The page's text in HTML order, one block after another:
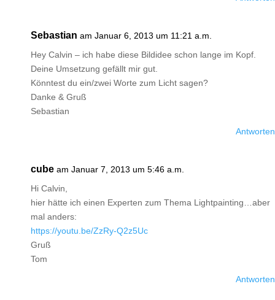
Sebastian am Januar 6, 2013 um 11:21 a.m.
Hey Calvin – ich habe diese Bildidee schon lange im Kopf.
Deine Umsetzung gefällt mir gut.
Könntest du ein/zwei Worte zum Licht sagen?
Danke & Gruß
Sebastian
Antworten
cube am Januar 7, 2013 um 5:46 a.m.
Hi Calvin,
hier hätte ich einen Experten zum Thema Lightpainting…aber
mal anders:
https://youtu.be/ZzRy-Q2z5Uc
Gruß
Tom
Antworten